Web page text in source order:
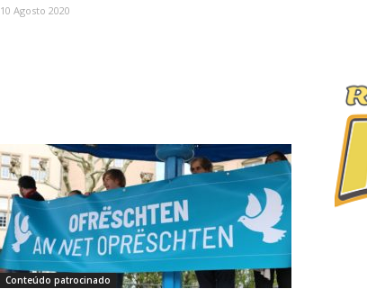
10 Agosto 2020
Conteúdo patrocinado